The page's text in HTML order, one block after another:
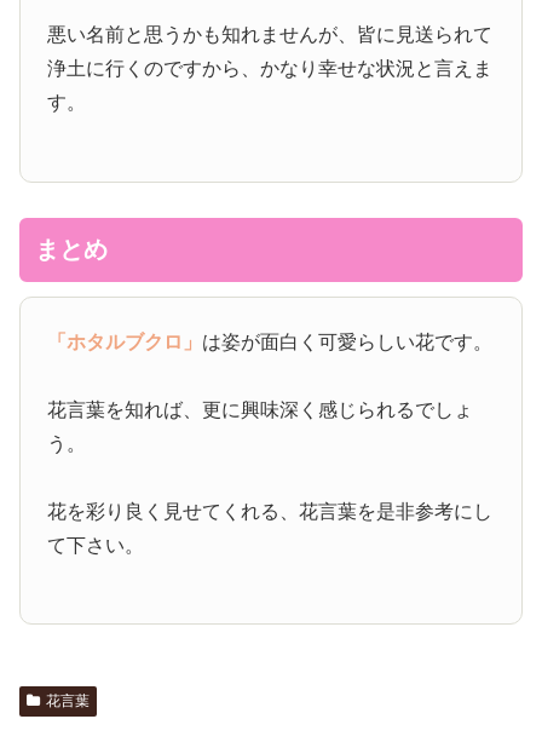
悪い名前と思うかも知れませんが、皆に見送られて
浄土に行くのですから、かなり幸せな状況と言えま
す。
まとめ
「ホタルブクロ」 は姿が面白く可愛らしい花です。
花言葉を知れば、更に興味深く感じられるでしょ
う。
花を彩り良く見せてくれる、花言葉を是非参考にし
て下さい。
花言葉